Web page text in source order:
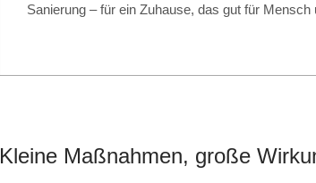
Sanierung – für ein Zuhause, das gut für Mensch
Kleine Maßnahmen, große